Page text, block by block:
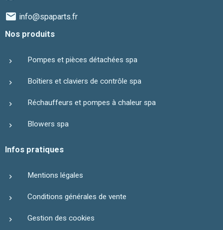
info@spaparts.fr
Nos produits
Pompes et pièces détachées spa
Boîtiers et claviers de contrôle spa
Réchauffeurs et pompes à chaleur spa
Blowers spa
Infos pratiques
Mentions légales
Conditions générales de vente
Gestion des cookies